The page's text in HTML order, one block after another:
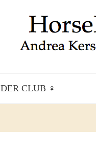
DER CLUB ♀